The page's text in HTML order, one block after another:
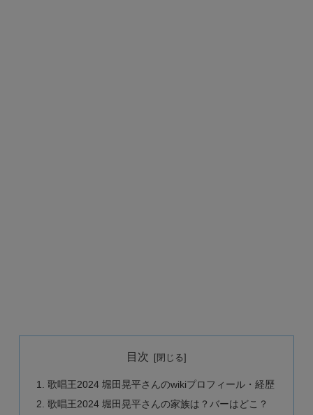
目次
歌唱王2024 堀田晃平さんのwikiプロフィール・経歴
歌唱王2024 堀田晃平さんの家族は？バーはどこ？